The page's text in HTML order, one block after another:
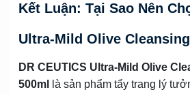
Kết Luận: Tại Sao Nên
Ultra-Mild Olive
DR CEUTICS Ultra-Mild Olive
500ml
là sản phẩm tẩy trang lý